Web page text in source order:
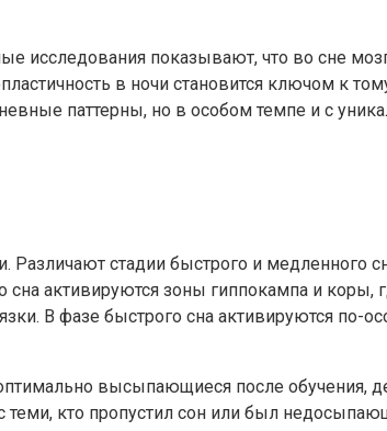
исследования показывают, что во сне
в ночи становится ключом к
паттерны, но в особом темпе и с
стадии быстрого и медленного
активируются зоны гиппокампа и коры,
В фазе быстрого сна активируются по-
высыпающиеся после обучения,
кто пропустил сон или был